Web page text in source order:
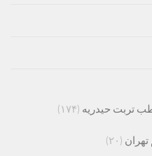
تربت حیدریه (۱۷۴)
(۲۰)